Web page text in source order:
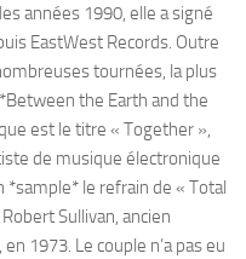
années 1990, elle a signé
EastWest Records. Outre
tournées, la plus
the Earth and the
est le titre « Together »,
de musique électronique
*sample* le refrain de « Total
Sullivan, ancien
1973. Le couple n’a pas eu